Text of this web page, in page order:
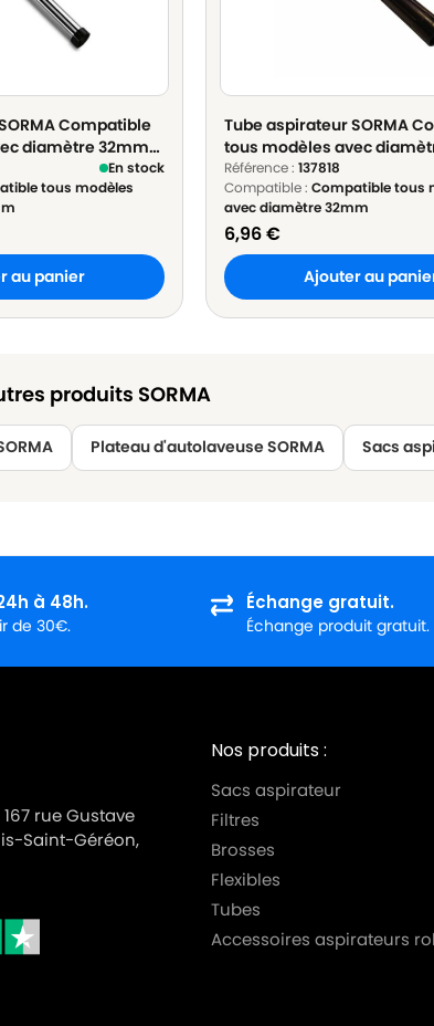
Compatible
diamètre 32mm
ø 32mm Longueur
En stock
tous modèles
au panier
Tube aspirateur SORMA
tous modèles avec
en Plastique - ø 32mm
50cm
Référence : 137818
Compatible : Compatible tous
avec diamètre 32mm
6,96€
Ajouter au
produits SORMA
Plateau d'autolaveuse SORMA Sacs
à 48h.
de 30€.
Échange gratuit.
Échange produit gratuit.
167 rue Gustave
Saint-Géréon,
Nos produits :
Sacs aspirateur
Filtres
Brosses
Flexibles
Tubes
Accessoires aspirateurs